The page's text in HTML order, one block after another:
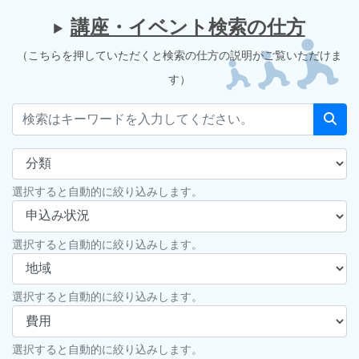
講座・イベント検索の仕方
（こちらを押していただくと検索の仕方の説明がご覧いただけま
す）
選択すると自動的に絞り込みします。
選択すると自動的に絞り込みします。
選択すると自動的に絞り込みします。
選択すると自動的に絞り込みします。